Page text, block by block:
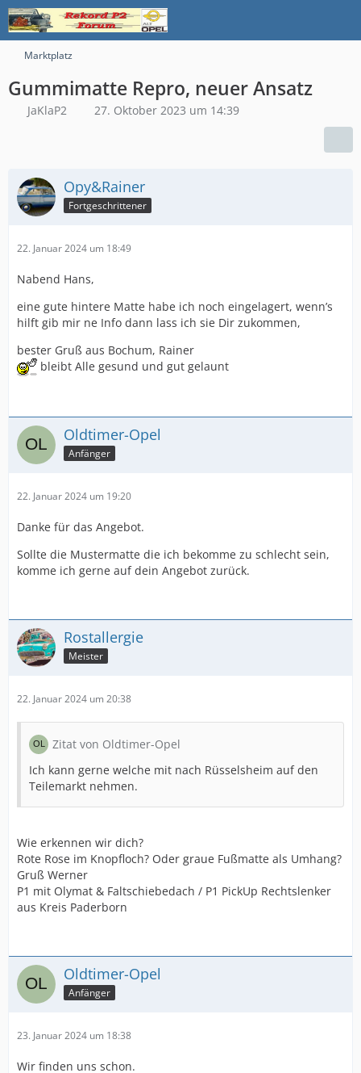
Marktplatz
Gummimatte Repro, neuer Ansatz
JaKlaP2 27. Oktober 2023 um 14:39
Opy&Rainer
Fortgeschrittener
22. Januar 2024 um 18:49
Nabend Hans,
eine gute hintere Matte habe ich noch eingelagert, wenn’s
hilft gib mir ne Info dann lass ich sie Dir zukommen,
bester Gruß aus Bochum, Rainer
bleibt Alle gesund und gut gelaunt
Oldtimer-Opel
Anfänger
22. Januar 2024 um 19:20
Danke für das Angebot.
Sollte die Mustermatte die ich bekomme zu schlecht sein,
komme ich gerne auf dein Angebot zurück.
Rostallergie
Meister
22. Januar 2024 um 20:38
Zitat von Oldtimer-Opel
Ich kann gerne welche mit nach Rüsselsheim auf den
Teilemarkt nehmen.
Wie erkennen wir dich?
Rote Rose im Knopfloch? Oder graue Fußmatte als Umhang?
Gruß Werner
P1 mit Olymat & Faltschiebedach / P1 PickUp Rechtslenker
aus Kreis Paderborn
Oldtimer-Opel
Anfänger
23. Januar 2024 um 18:38
Wir finden uns schon.